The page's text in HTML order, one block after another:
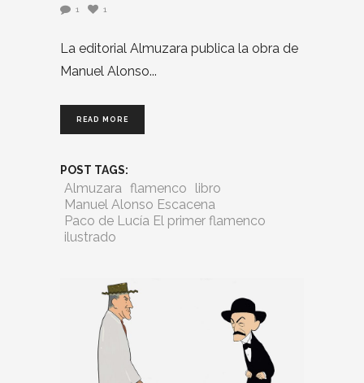
1 1
La editorial Almuzara publica la obra de
Manuel Alonso
READ MORE
POST TAGS:
Almuzara flamenco
libro
Manuel Alonso Escacena
Paco de Lucía El primer flamenco
ilustrado